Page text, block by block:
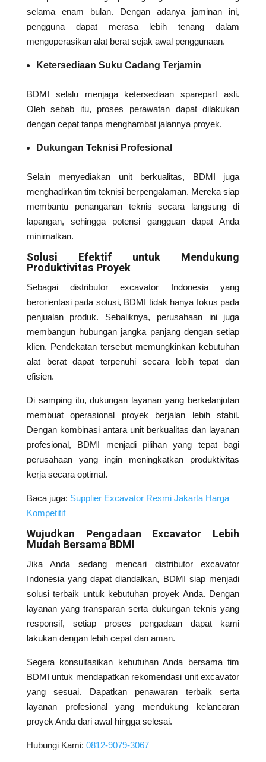
selama enam bulan. Dengan adanya jaminan ini,
pengguna dapat merasa lebih tenang dalam
mengoperasikan alat berat sejak awal penggunaan.
Ketersediaan Suku Cadang Terjamin
BDMI selalu menjaga ketersediaan sparepart asli.
Oleh sebab itu, proses perawatan dapat dilakukan
dengan cepat tanpa menghambat jalannya proyek.
Dukungan Teknisi Profesional
Selain menyediakan unit berkualitas, BDMI juga
menghadirkan tim teknisi berpengalaman. Mereka siap
membantu penanganan teknis secara langsung di
lapangan, sehingga potensi gangguan dapat Anda
minimalkan.
Solusi Efektif untuk Mendukung
Produktivitas Proyek
Sebagai distributor excavator Indonesia yang
berorientasi pada solusi, BDMI tidak hanya fokus pada
penjualan produk. Sebaliknya, perusahaan ini juga
membangun hubungan jangka panjang dengan setiap
klien. Pendekatan tersebut memungkinkan kebutuhan
alat berat dapat terpenuhi secara lebih tepat dan
efisien.
Di samping itu, dukungan layanan yang berkelanjutan
membuat operasional proyek berjalan lebih stabil.
Dengan kombinasi antara unit berkualitas dan layanan
profesional, BDMI menjadi pilihan yang tepat bagi
perusahaan yang ingin meningkatkan produktivitas
kerja secara optimal.
Baca juga: Supplier Excavator Resmi Jakarta Harga
Kompetitif
Wujudkan Pengadaan Excavator Lebih
Mudah Bersama BDMI
Jika Anda sedang mencari distributor excavator
Indonesia yang dapat diandalkan, BDMI siap menjadi
solusi terbaik untuk kebutuhan proyek Anda. Dengan
layanan yang transparan serta dukungan teknis yang
responsif, setiap proses pengadaan dapat kami
lakukan dengan lebih cepat dan aman.
Segera konsultasikan kebutuhan Anda bersama tim
BDMI untuk mendapatkan rekomendasi unit excavator
yang sesuai. Dapatkan penawaran terbaik serta
layanan profesional yang mendukung kelancaran
proyek Anda dari awal hingga selesai.
Hubungi Kami: 0812-9079-3067